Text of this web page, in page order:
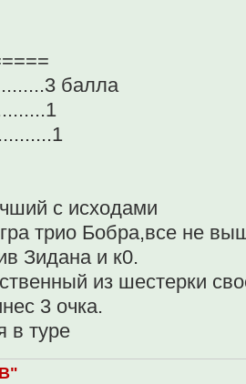
балла
с исходами
трио Бобра,все не
Зидана и к0.
из шестерки
3 очка.
в туре